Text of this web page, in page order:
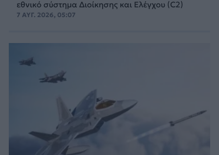
εθνικό σύστημα Διοίκησης και Ελέγχου (C2)
7 ΑΥΓ. 2026, 05:07